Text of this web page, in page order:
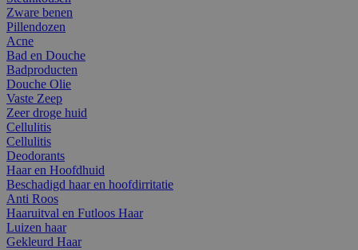
Zware benen
Pillendozen
Acne
Bad en Douche
Badproducten
Douche Olie
Vaste Zeep
Zeer droge huid
Cellulitis
Cellulitis
Deodorants
Haar en Hoofdhuid
Beschadigd haar en hoofdirritatie
Anti Roos
Haaruitval en Futloos Haar
Luizen haar
Gekleurd Haar